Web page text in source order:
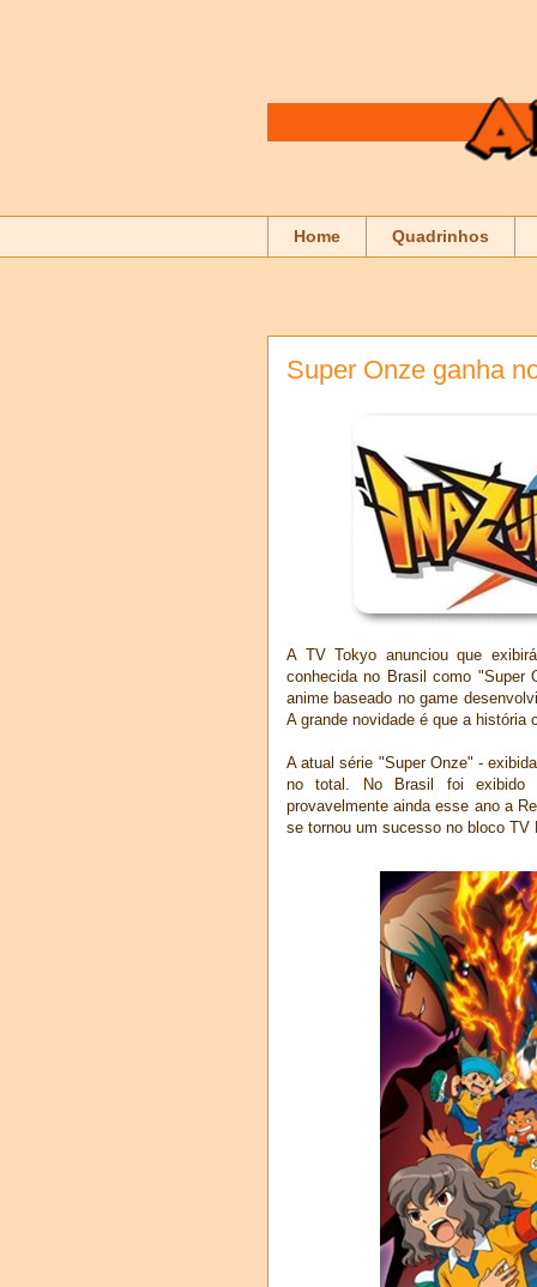
Home Quadrinhos
Super Onze ganha
A TV Tokyo anunciou que
conhecida no Brasil como "Super
anime baseado no game
A grande novidade é que a história
A atual série "Super Onze" -
no total. No Brasil foi exibido
provavelmente ainda esse ano a
se tornou um sucesso no bloco TV